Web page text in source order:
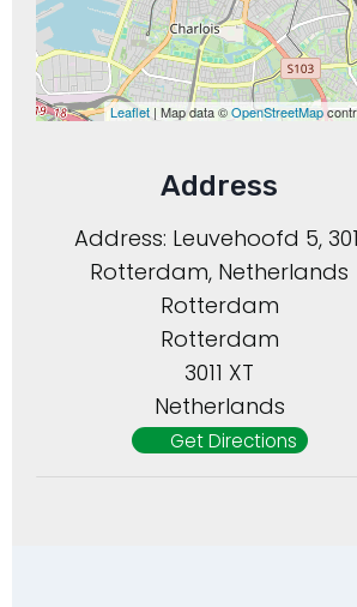
Leaflet| Map data ©OpenStreetMap
Address
Address: Leuvehoofd 5,
Rotterdam, Netherlands
Rotterdam
Rotterdam
3011 XT
Netherlands
Get Directions